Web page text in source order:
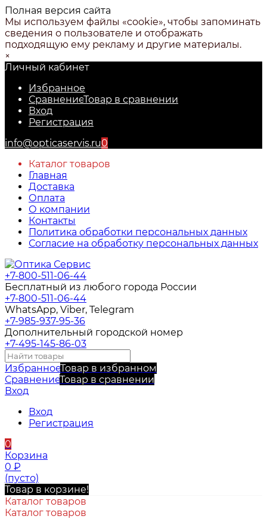
Полная версия сайта
Мы используем файлы «cookie», чтобы запоминать
сведения о пользователе и отображать
подходящую ему рекламу и другие материалы.
×
Личный кабинет
Избранное
СравнениеТовар в сравнении
Вход
Регистрация
info@opticaservis.ru0
Каталог товаров
Главная
Доставка
Оплата
О компании
Контакты
Политика обработки персональных данных
Согласие на обработку персональных данных
+7-800-511-06-44
Бесплатный из любого города России
+7-800-511-06-44
WhatsApp, Viber, Telegram
+7-985-937-95-36
Дополнительный городской номер
+7-495-145-86-03
ИзбранноеТовар в избранном
СравнениеТовар в сравнении
Вход
Вход
Регистрация
0
Корзина
0 ₽
(пусто)
Товар в корзине!
Каталог товаров
Каталог товаров